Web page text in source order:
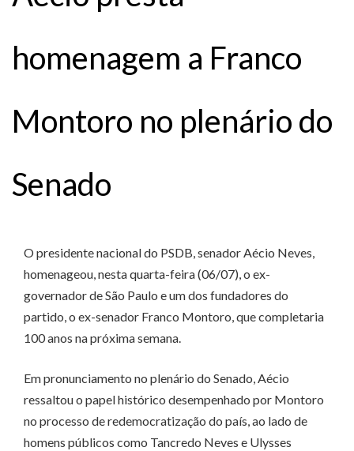
homenagem a Franco
Montoro no plenário do
Senado
O presidente nacional do PSDB, senador Aécio Neves,
homenageou, nesta quarta-feira (06/07), o ex-
governador de São Paulo e um dos fundadores do
partido, o ex-senador Franco Montoro, que completaria
100 anos na próxima semana.
Em pronunciamento no plenário do Senado, Aécio
ressaltou o papel histórico desempenhado por Montoro
no processo de redemocratização do país, ao lado de
homens públicos como Tancredo Neves e Ulysses